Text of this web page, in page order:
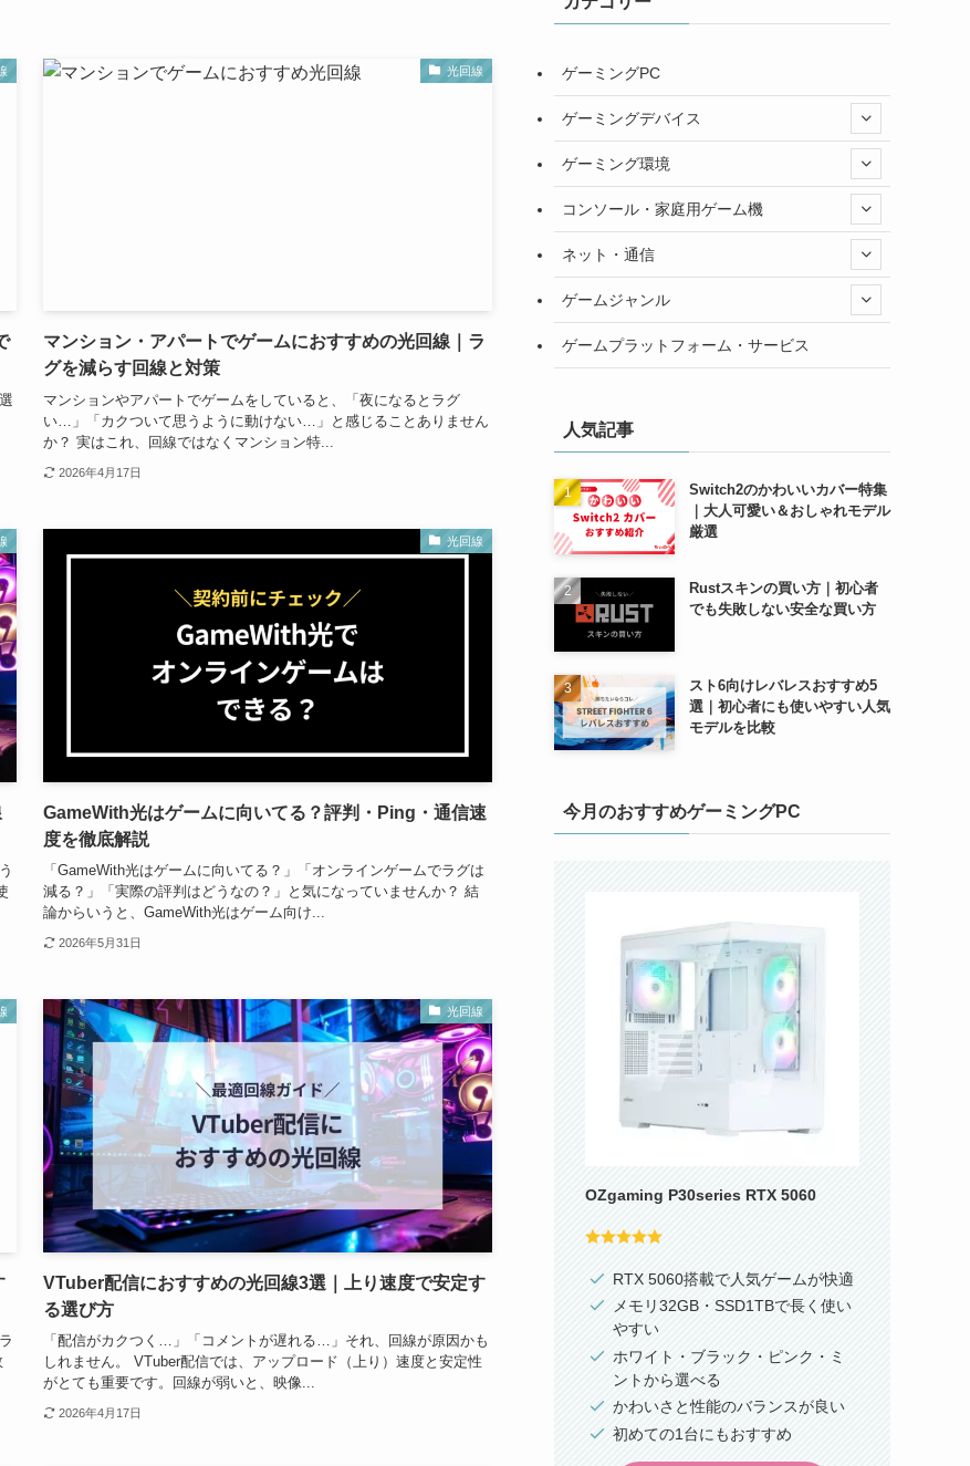
光回線
マンション・アパートでゲームにおすすめの光回線｜ラ
グを減らす回線と対策
マンションやアパートでゲームをしていると、「夜になるとラグ
い…」「カクついて思うように動けない…」と感じることありません
か？ 実はこれ、回線ではなくマンション特...
2026年4月17日
光回線
GameWith光はゲームに向いてる？評判・Ping・通信速
度を徹底解説
「GameWith光はゲームに向いてる？」「オンラインゲームでラグは
減る？」「実際の評判はどうなの？」と気になっていませんか？ 結
論からいうと、GameWith光はゲーム向け...
2026年5月31日
光回線
VTuber配信におすすめの光回線3選｜上り速度で安定す
る選び方
「配信がカクつく…」「コメントが遅れる…」それ、回線が原因かも
しれません。 VTuber配信では、アップロード（上り）速度と安定性
がとても重要です。回線が弱いと、映像...
2026年4月17日
ゲーミングPC
ゲーミングデバイス
ゲーミング環境
コンソール・家庭用ゲーム機
ネット・通信
ゲームジャンル
ゲームプラットフォーム・サービス
人気記事
Switch2のかわいいカバー特集
｜大人可愛い＆おしゃれモデル
厳選
Rustスキンの買い方｜初心者
でも失敗しない安全な買い方
スト6向けレバレスおすすめ5
選｜初心者にも使いやすい人気
モデルを比較
今月のおすすめゲーミングPC
OZgaming P30series RTX 5060
RTX 5060搭載で人気ゲームが快適
メモリ32GB・SSD1TBで長く使い
やすい
ホワイト・ブラック・ピンク・ミ
ントから選べる
かわいさと性能のバランスが良い
初めての1台にもおすすめ